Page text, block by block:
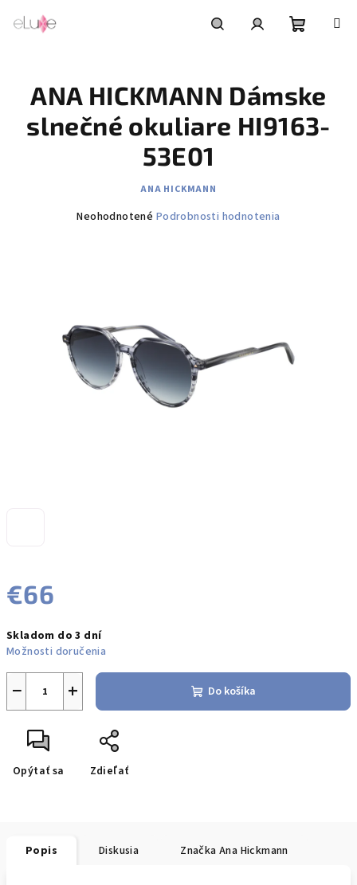
košík
€66
cena:
Skladom do 3 dní
Možnosti doručenia
+
− Do košíka
Opýtať sa Zdieľať
ANA HICKMANN Dámske
slnečné okuliare HI9163-
53E01
ANA HICKMANN
Priemerné
hviezdičiek.
Neohodnotené Podrobnosti hodnotenia
Popis Diskusia Značka Ana Hickmann